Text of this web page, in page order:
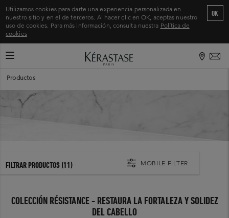
Utilizamos cookies para darte una experiencia personalizada en
nuestro sitio y en el de terceros. Al hacer clic en OK, aceptas nuestro
uso de cookies. Para más información, consulta nuestra Política de
cookies
OK
CAMBIAR MODO DE NAVEGACIÓN
Productos
FILTRAR PRODUCTOS (11) MOBILE FILTER
COLECCIÓN RÉSISTANCE - RESTAURA LA FORTALEZA Y SOLIDEZ
DEL CABELLO